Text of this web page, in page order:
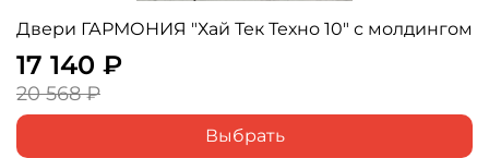
Двери ГАРМОНИЯ "Хай Тек Техно 10" с молдингом
17 140 ₽
20 568 ₽
Выбрать